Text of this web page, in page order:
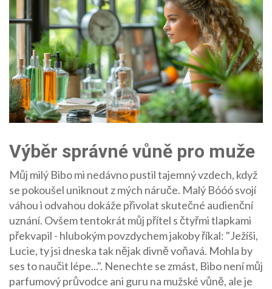
Výběr správné vůně pro muže
Můj milý Bibo mi nedávno pustil tajemný vzdech, když
se pokoušel uniknout z mých náruče. Malý Bóóó svojí
váhou i odvahou dokáže přivolat skutečné audienční
uznání. Ovšem tentokrát můj přítel s čtyřmi tlapkami
překvapil - hlubokým povzdychem jakoby říkal: "Ježíši,
Lucie, ty jsi dneska tak nějak divně voňavá. Mohla by
ses to naučit lépe...". Nenechte se zmást, Bibo není můj
parfumový průvodce ani guru na mužské vůně, ale je